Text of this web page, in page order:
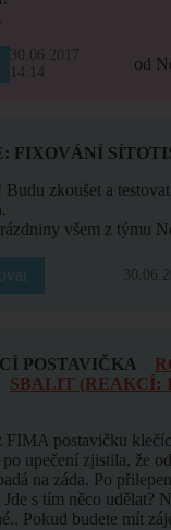
30.06.2017
14:14
od
FIXOVÁNÍ
zkoušet a
všem z týmu
POSTAVIČKA
SBALIT (REAKCÍ:
FIMA postavičku
upečení zjistila, že
na záda. Po
s tím něco udělat?
Pokud budete mít